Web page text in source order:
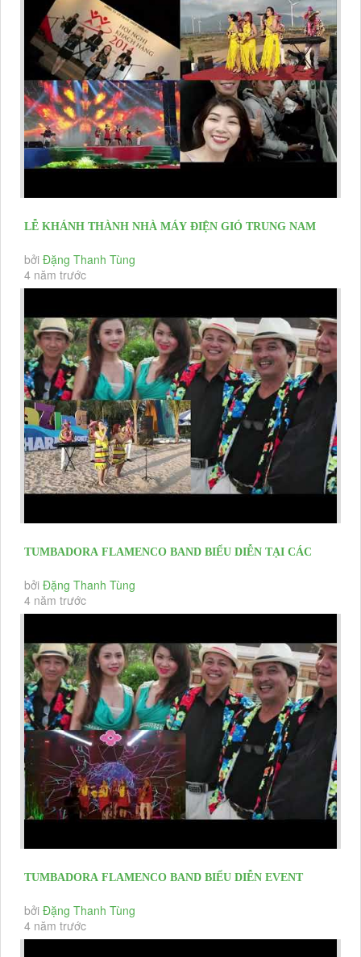
LỄ KHÁNH THÀNH NHÀ MÁY ĐIỆN GIÓ TRUNG NAM
NINH THUẬN BAN NHẠC...
bởi Đặng Thanh Tùng
4 năm trước
TUMBADORA FLAMENCO BAND BIỂU DIỄN TẠI CÁC
EVENT KHAI TRƯƠNG HỘI NGHỊ...
bởi Đặng Thanh Tùng
4 năm trước
TUMBADORA FLAMENCO BAND BIỂU DIỄN EVENT
,HNKH , CHRISTMAS & YEAR END...
bởi Đặng Thanh Tùng
4 năm trước